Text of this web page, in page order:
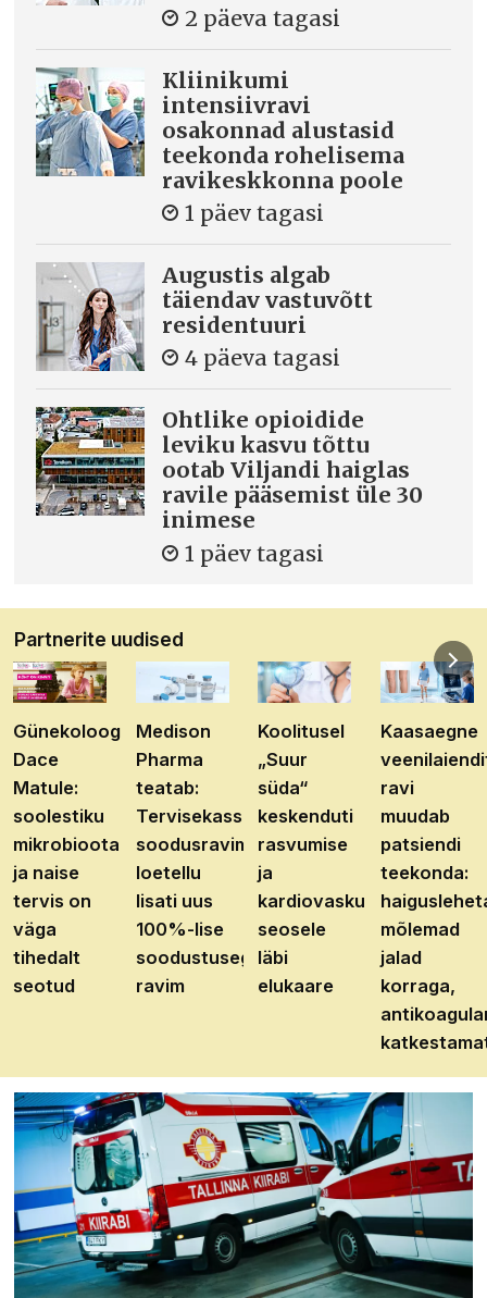
2 päeva tagasi
Kliinikumi
intensiivravi
osakonnad alustasid
teekonda rohelisema
ravikeskkonna poole
1 päev tagasi
Augustis algab
täiendav vastuvõtt
residentuuri
4 päeva tagasi
Ohtlike opioidide
leviku kasvu tõttu
ootab Viljandi haiglas
ravile pääsemist üle 30
inimese
1 päev tagasi
Partnerite uudised
Günekoloog
Dace
Matule:
soolestiku
mikrobioota
ja naise
tervis on
väga
tihedalt
seotud
Medison
Pharma
teatab:
Tervisekassa
soodusravimite
loetellu
lisati uus
100%-lise
soodustusega
ravim
Koolitusel
„Suur
süda“
keskenduti
rasvumise
ja
kardiovaskulaarhaiguste
seosele
läbi
elukaare
Kaasaegne
ravi
muudab
patsiendi
teekonda:
mõlemad
jalad
korraga,